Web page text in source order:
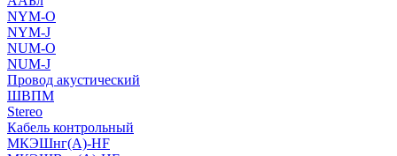
NYM-O
NYM-J
NUM-О
NUM-J
Провод акустический
ШВПМ
Stereo
Кабель контрольный
МКЭШнг(A)-HF